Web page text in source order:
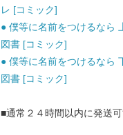
レ [コミック]
● 僕等に名前をつけるなら
図書 [コミック]
● 僕等に名前をつけるなら
図書 [コミック]
■通常２４時間以内に発送可